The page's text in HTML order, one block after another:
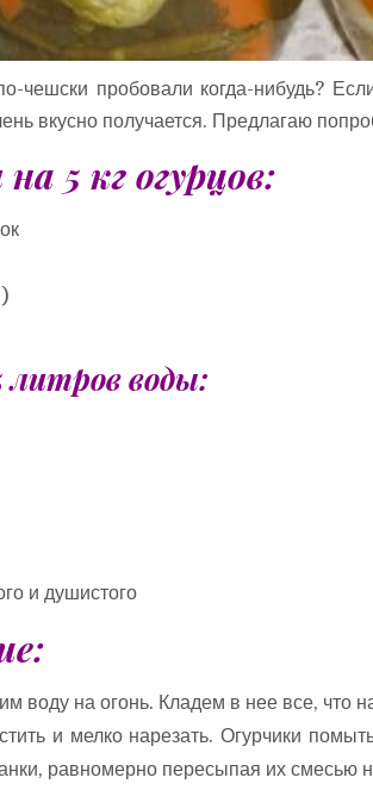
чешски пробовали когда-нибудь?
вкусно получается. Предлагаю
5 кг огурцов:
литров воды:
и душистого
воду на огонь. Кладем в нее все, что
и мелко нарезать. Огурчики
равномерно пересыпая их смесью